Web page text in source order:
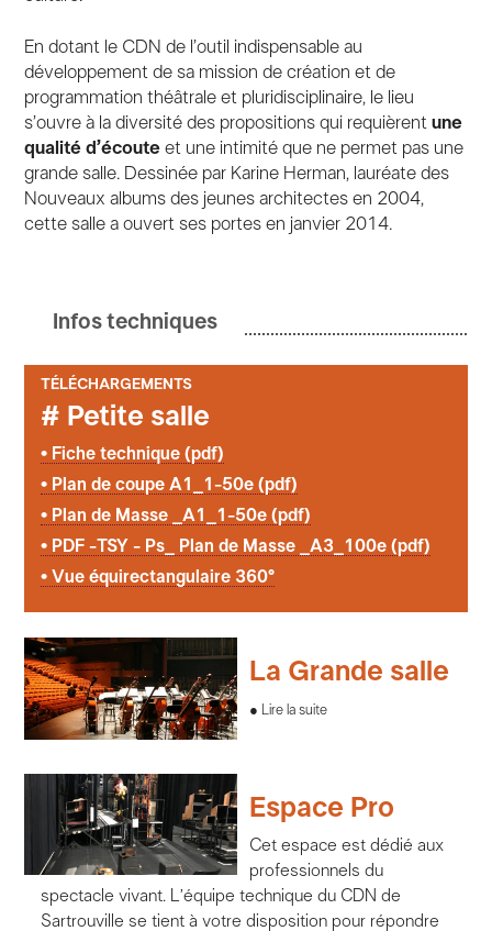
En dotant le CDN de l’outil indispensable au
développement de sa mission de création et de
programmation théâtrale et pluridisciplinaire, le lieu
s’ouvre à la diversité des propositions qui requièrentune
qualité d’écoute et une intimité que ne permet pas une
grande salle. Dessinée par Karine Herman, lauréate des
Nouveaux albums des jeunes architectes en 2004,
cette salle a ouvert ses portes en janvier 2014.
Infos techniques
TÉLÉCHARGEMENTS
# Petite salle
• Fiche technique (pdf)
• Plan de coupe A1_1-50e (pdf)
• Plan de Masse _A1_1-50e (pdf)
• PDF -TSY - Ps_ Plan de Masse _A3_100e (pdf)
• Vue équirectangulaire 360°
La Grande salle
Lire la suite
Espace Pro
Cet espace est dédié aux
professionnels du
spectacle vivant. L’équipe technique du CDN de
Sartrouville se tient à votre disposition pour répondre